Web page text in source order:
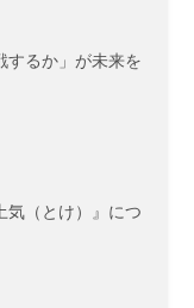
するか」が未来を
気（とけ）』につ